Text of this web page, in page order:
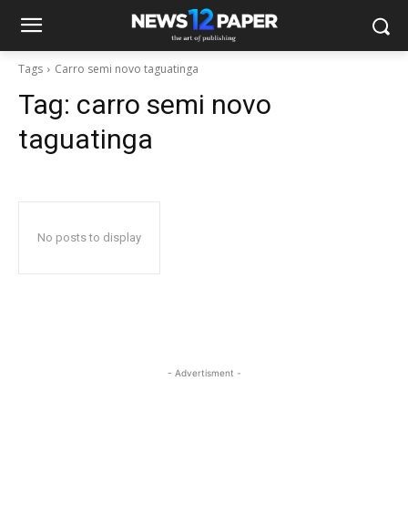
Tags Carro semi novo taguatinga
Tag: carro semi novo
taguatinga
No posts to display
- Advertisment -